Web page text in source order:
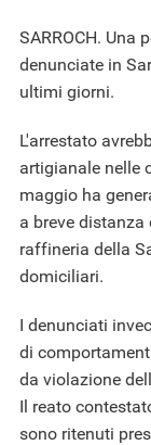
SARROCH. Una
denunciate in
ultimi giorni.
L'arrestato
artigianale nelle
maggio ha
a breve distanza
raffineria della
domiciliari.
I denunciati
di
da violazione
Il reato
sono ritenuti